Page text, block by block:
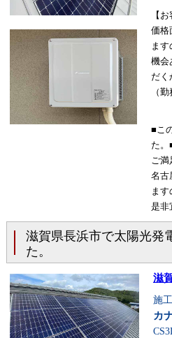
【
価格
ます
機会
だく
（
■こ
た。
ご満
名古
ます
是非
滋賀県長浜市で太陽光発
た。
滋
施
カ